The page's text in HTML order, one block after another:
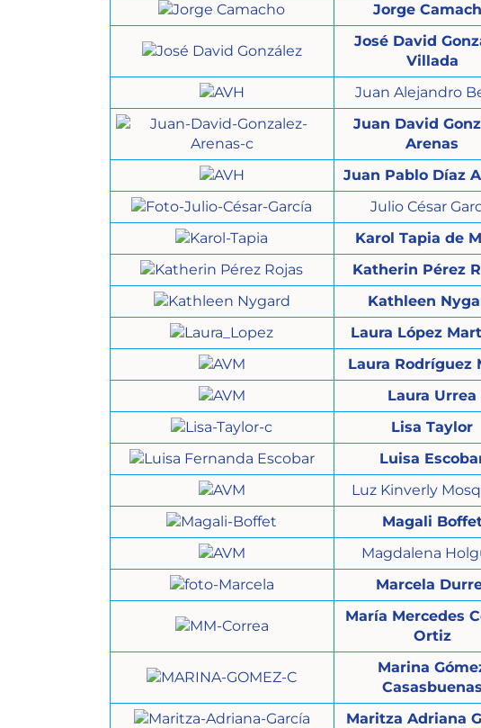
Jorge
José David
Villada
Juan Alejandro
Juan David
Arenas
Juan Pablo Díaz
Julio César
Karol Tapia de
Katherin Pérez
Kathleen
Laura López
Laura Rodríguez
Laura Urrea
Lisa Taylor
Luisa
Luz Kinverly
Magali
Magdalena
Marcela
María Mercedes
Ortiz
Marina
Casasbuenas
Maritza Adriana